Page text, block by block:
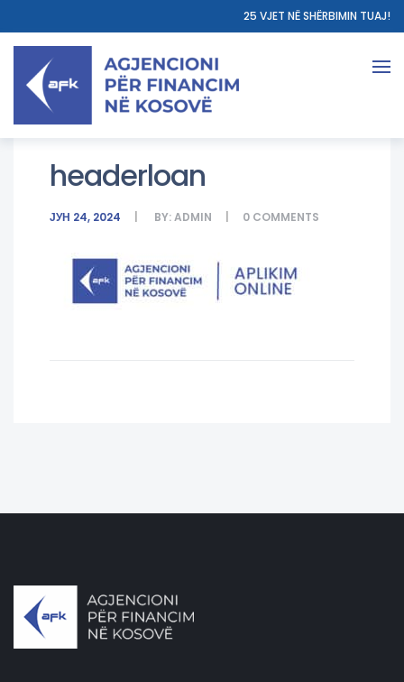
25 VJET NË SHËRBIMIN TUAJ!
headerloan
ЈУН 24, 2024 BY:ADMIN 0 COMMENTS